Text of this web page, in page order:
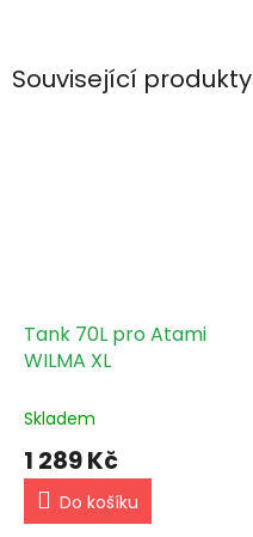
Související produkty
Tank 70L pro Atami
WILMA XL
Skladem
1 289 Kč
Do košíku